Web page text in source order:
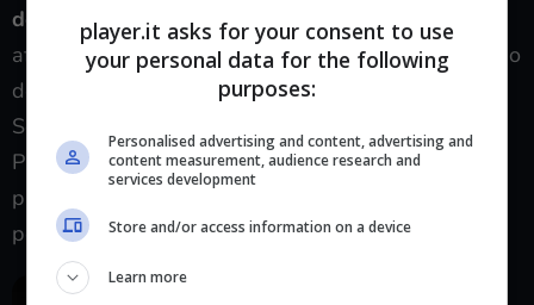
dell’industria videoludica
. Va da sé che
affermazioni di questa portata sono dirette al mondo
del
. Volendo interpretare le parole di
Square, si può facilmente comprendere che l’utenza
PC, senza la protezione offerta da Denuvo, sarebbe
propensa a procurarsi i giochi illegalmente,
penalizzando le vendite dell’intero settore.
player.it asks for your consent to use
your personal data for the following
purposes:
Personalised advertising and content, advertising and
content measurement, audience research and
services development
Store and/or access information on a device
Learn more